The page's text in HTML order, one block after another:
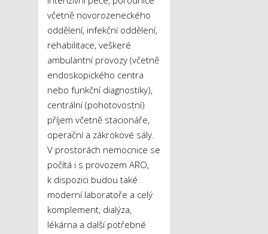
včetně novorozeneckého
oddělení, infekční oddělení,
rehabilitace, veškeré
ambulantní provozy (včetně
endoskopického centra
nebo funkční diagnostiky),
centrální (pohotovostní)
příjem včetně stacionáře,
operační a zákrokové sály.
V prostorách nemocnice se
počítá i s provozem ARO,
k dispozici budou také
moderní laboratoře a celý
komplement, dialýza,
lékárna a další potřebné